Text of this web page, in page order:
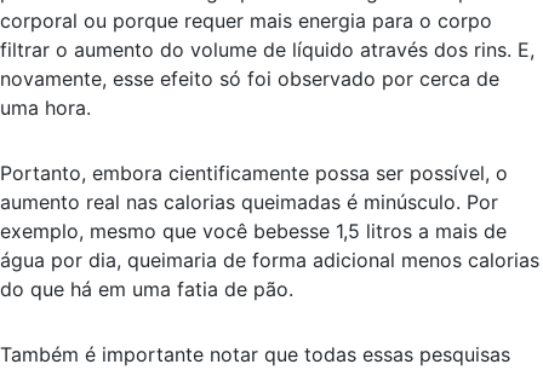
corporal ou porque requer mais energia para o corpo
filtrar o aumento do volume de líquido através dos rins. E,
novamente, esse efeito só foi observado por cerca de
uma hora.
Portanto, embora cientificamente possa ser possível, o
aumento real nas calorias queimadas é minúsculo. Por
exemplo, mesmo que você bebesse 1,5 litros a mais de
água por dia, queimaria de forma adicional menos calorias
do que há em uma fatia de pão.
Também é importante notar que todas essas pesquisas